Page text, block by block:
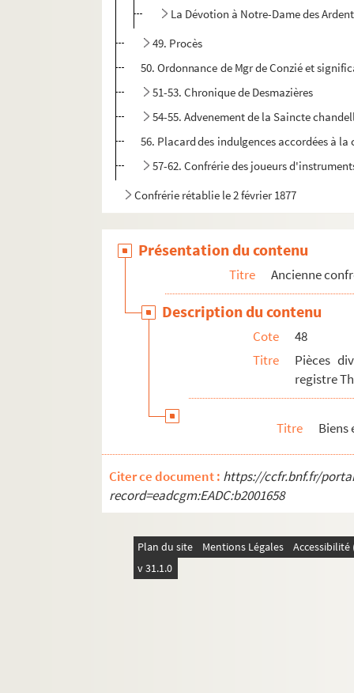
La Dévotion à Notre-Dame des
49. Procès
50. Ordonnance de Mgr de Conzié et
51-53. Chronique de Desmazières
54-55. Advenement de la Saincte
56. Placard des indulgences accordées à
57-62. Confrérie des joueurs
Confrérie rétablie le 2 février 1877
Présentation du contenu
Titre Ancienne
Description du contenu
Cote
48
Titre
Pièces
registre
Titre Biens
Citer ce document : https://ccfr.bnf.fr/
record=eadcgm:EADC:b2001658
Plan du site Mentions Légales
v 31.1.0